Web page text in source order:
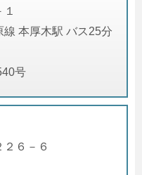
本厚木駅 バス25分
号
２６－６